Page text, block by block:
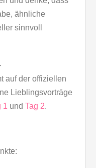
ähnliche
sinnvoll
auf der offiziellen
Lieblingsvorträge
1 und Tag 2.